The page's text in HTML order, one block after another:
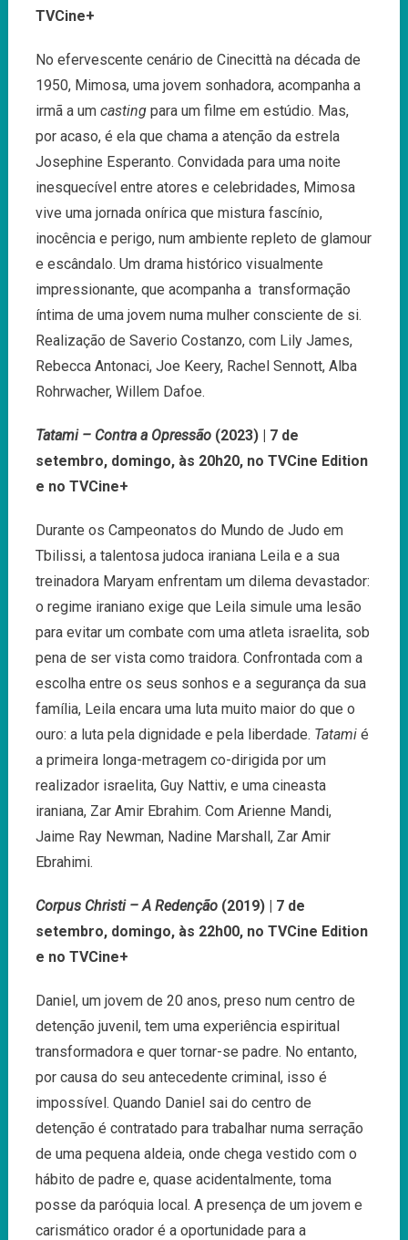
TVCine+
No efervescente cenário de Cinecittà na década de
1950, Mimosa, uma jovem sonhadora, acompanha a
irmã a um casting para um filme em estúdio. Mas,
por acaso, é ela que chama a atenção da estrela
Josephine Esperanto. Convidada para uma noite
inesquecível entre atores e celebridades, Mimosa
vive uma jornada onírica que mistura fascínio,
inocência e perigo, num ambiente repleto de glamour
e escândalo. Um drama histórico visualmente
impressionante, que acompanha a transformação
íntima de uma jovem numa mulher consciente de si.
Realização de Saverio Costanzo, com Lily James,
Rebecca Antonaci, Joe Keery, Rachel Sennott, Alba
Rohrwacher, Willem Dafoe.
Tatami – Contra a Opressão (2023) | 7 de
setembro, domingo, às 20h20, no TVCine Edition
e no TVCine+
Durante os Campeonatos do Mundo de Judo em
Tbilissi, a talentosa judoca iraniana Leila e a sua
treinadora Maryam enfrentam um dilema devastador:
o regime iraniano exige que Leila simule uma lesão
para evitar um combate com uma atleta israelita, sob
pena de ser vista como traidora. Confrontada com a
escolha entre os seus sonhos e a segurança da sua
família, Leila encara uma luta muito maior do que o
ouro: a luta pela dignidade e pela liberdade. Tatami é
a primeira longa-metragem co-dirigida por um
realizador israelita, Guy Nattiv, e uma cineasta
iraniana, Zar Amir Ebrahim. Com Arienne Mandi,
Jaime Ray Newman, Nadine Marshall, Zar Amir
Ebrahimi.
Corpus Christi – A Redenção (2019) | 7 de
setembro, domingo, às 22h00, no TVCine Edition
e no TVCine+
Daniel, um jovem de 20 anos, preso num centro de
detenção juvenil, tem uma experiência espiritual
transformadora e quer tornar-se padre. No entanto,
por causa do seu antecedente criminal, isso é
impossível. Quando Daniel sai do centro de
detenção é contratado para trabalhar numa serração
de uma pequena aldeia, onde chega vestido com o
hábito de padre e, quase acidentalmente, toma
posse da paróquia local. A presença de um jovem e
carismático orador é a oportunidade para a